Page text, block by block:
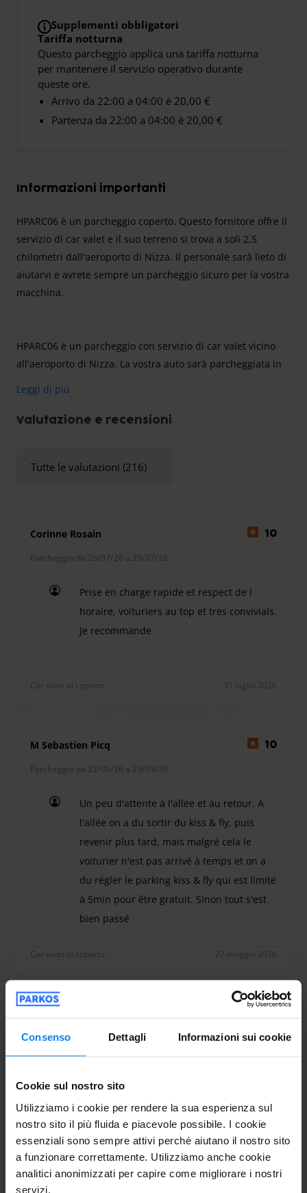
Consenso Dettagli Informazioni sui cookie
Cookie sul nostro sito
Utilizziamo i cookie per rendere la sua esperienza sul
nostro sito il più fluida e piacevole possibile. I cookie
essenziali sono sempre attivi perché aiutano il nostro sito
a funzionare correttamente. Utilizziamo anche cookie
analitici anonimizzati per capire come migliorare i nostri
servizi.
Supplementi obbligatori
Tariffa notturna
Questo parcheggio applica una tariffa notturna
per mantenere il servizio operativo durante
queste ore.
Arrivo da 22:00 a 04:00 è 20,00 €
Partenza da 22:00 a 04:00 è 20,00 €
Informazioni importanti
HPARC06 è un parcheggio coperto. Questo fornitore offre il
servizio di car valet e il suo terreno si trova a soli 2,5
chilometri dall'aeroporto di Nizza. Il personale sarà lieto di
aiutarvi e avrete sempre un parcheggio sicuro per la vostra
macchina.
HPARC06 è un parcheggio con servizio di car valet vicino
all'aeroporto di Nizza. La vostra auto sarà parcheggiata in
dall'aeroporto.
Supplemento in caso di ritardo compreso tra 30 e 60
per il carico e lo scarico dei vostri bagagli.
vostra assenza. Potete anche chiedere servizi di
manutenzione della vostra auto. Sono disponibili anche
stazioni di ricarica per veicoli elettrici.
Leggi di più
Valutazione e recensioni
Tutte le valutazioni (216)
Corinne Rosain 10
Parcheggio da 26/07/26 a 29/07/26
Prise en charge rapide et respect de l
horaire, voituriers au top et très convivials.
Je recommande
Car valet al coperto 31 luglio 2026
M Sebastien Picq 10
Parcheggio da 22/05/26 a 25/05/26
Un peu d'attente à l'allée et au retour. A
l'allée on a du sortir du kiss & fly, puis
revenir plus tard, mais malgré cela le
voiturier n'est pas arrivé à temps et on a
du régler le parking kiss & fly qui est limité
à 5min pour être gratuit. Sinon tout s'est
bien passé
Car valet al coperto 27 maggio 2026
Parcheggio da 15/05/26 a 18/05/26
Tutto puntuale e perfetto!!